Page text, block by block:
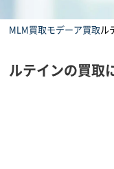
MLM買取モデーア買取ル
ルテインの買取